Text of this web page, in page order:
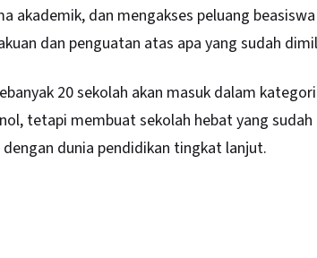
akademik, dan mengakses peluang
dan penguatan atas apa yang sudah
20 sekolah akan masuk dalam kategori
tetapi membuat sekolah hebat yang
dunia pendidikan tingkat lanjut.